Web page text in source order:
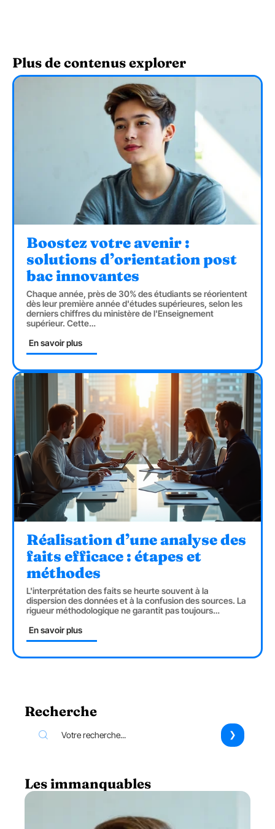
Plus de contenus explorer
Boostez votre avenir :
solutions d’orientation post
bac innovantes
Chaque année, près de 30% des étudiants se réorientent
dès leur première année d'études supérieures, selon les
derniers chiffres du ministère de l'Enseignement
supérieur. Cette…
En savoir plus
Réalisation d’une analyse des
faits efficace : étapes et
méthodes
L'interprétation des faits se heurte souvent à la
dispersion des données et à la confusion des sources. La
rigueur méthodologique ne garantit pas toujours…
En savoir plus
Recherche
Les immanquables